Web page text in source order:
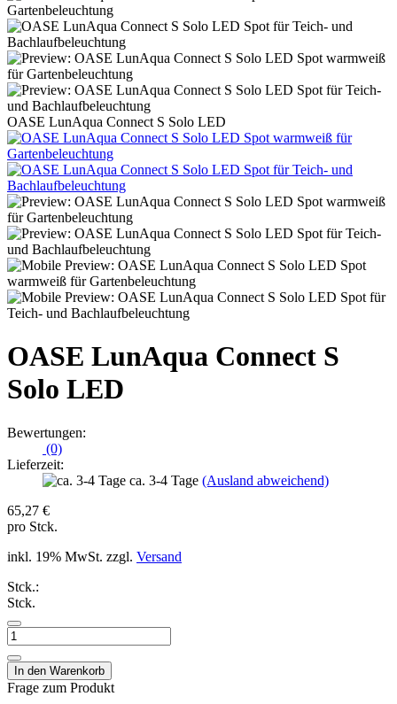
OASE LunAqua Connect S Solo LED
OASE LunAqua Connect S
Solo LED
Bewertungen:
(0)
Lieferzeit:
ca. 3-4 Tage (Ausland abweichend)
65,27 €
pro Stck.
inkl. 19% MwSt. zzgl. Versand
Stck.:
Stck.
Frage zum Produkt